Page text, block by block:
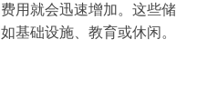
用就会迅速增加。这些储
基础设施、教育或休闲。